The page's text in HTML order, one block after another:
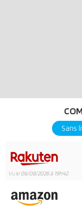
Sans
Vu le06/08/2026 à 19h42